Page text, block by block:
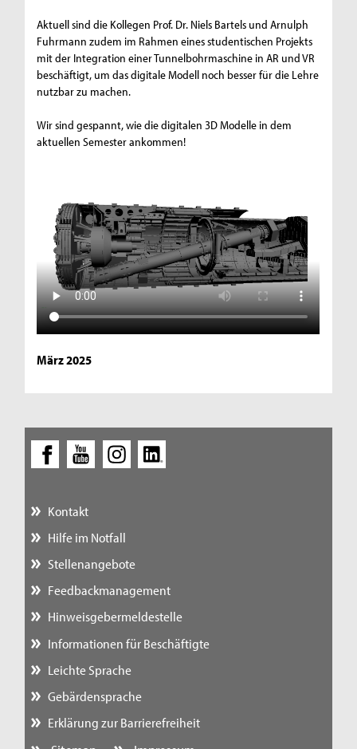
Aktuell sind die Kollegen Prof. Dr. Niels Bartels und Arnulph
Fuhrmann zudem im Rahmen eines studentischen Projekts
mit der Integration einer Tunnelbohrmaschine in AR und VR
beschäftigt, um das digitale Modell noch besser für die Lehre
nutzbar zu machen.
Wir sind gespannt, wie die digitalen 3D Modelle in dem
aktuellen Semester ankommen!
März 2025
Kontakt
Hilfe im Notfall
Stellenangebote
Feedbackmanagement
Hinweisgebermeldestelle
Informationen für Beschäftigte
Leichte Sprache
Gebärdensprache
Erklärung zur Barrierefreiheit